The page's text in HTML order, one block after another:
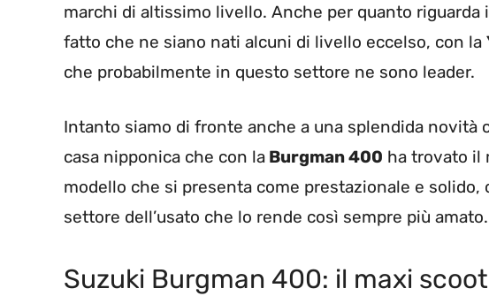
marchi di altissimo livello. Anche per quanto
fatto che ne siano nati alcuni di livello eccelso, con la
che probabilmente in questo settore ne sono leader.
Intanto siamo di fronte anche a una splendida novità
casa nipponica che con la Burgman 400 ha trovato il
modello che si presenta come prestazionale e solido,
settore dell’usato che lo rende così sempre più amato.
Suzuki Burgman 400: il maxi